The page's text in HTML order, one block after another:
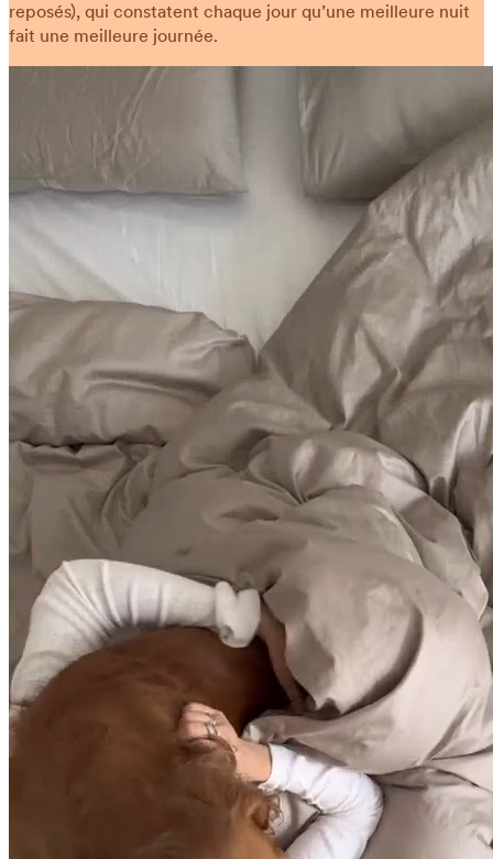
reposés), qui constatent chaque jour qu’une meilleure nuit
fait une meilleure journée.